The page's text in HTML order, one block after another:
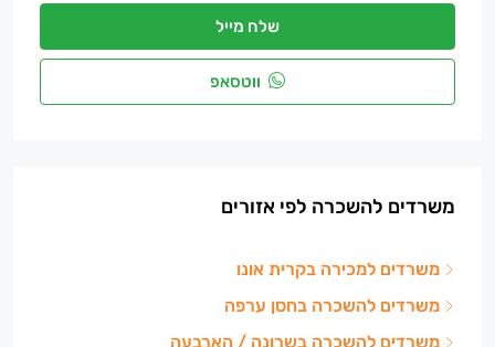
שלח מייל
ווטסאפ
משרדים להשכרה לפי אזורים
משרדים למכירה בקרית אונו
משרדים להשכרה בחסן ערפה
משרדים להשכרה בשרונה / הארבעה